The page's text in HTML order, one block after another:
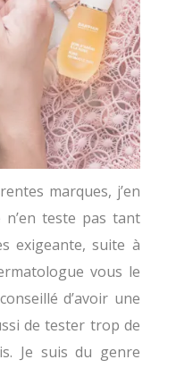
marques, j’en
teste pas tant
exigeante, suite à
vous le
d’avoir une
de tester trop de
Je suis du genre